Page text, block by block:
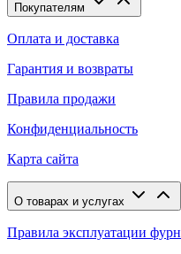
Покупателям
Оплата и доставка
Гарантия и возвраты
Правила продажи
Конфиденциальность
Карта сайта
О товарах и услугах
Правила эксплуатации